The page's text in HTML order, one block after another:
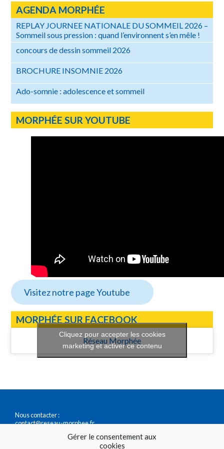
Gérer le consentement aux
cookies
AGENDA MORPHÉE
REPLAY JOURNEE NATIONALE DU SOMMEIL 2026 –
Sommeil sous pression : quand l’environnent s’en mêle !
concours de dessin sommeil 2026
BROCHURE INSOMNIE 2026
Ado-somnie : adolescence et sommeil
MORPHÉE SUR YOUTUBE
Visitez notre page Youtube
MORPHÉE SUR FACEBOOK
Réseau Morphée
Cliquez pour accepter les cookies
marketing et activer ce contenu
Nous contacter :
contact@reseau-morphee.fr